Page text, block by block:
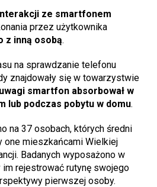
ze smartfonem
przez użytkownika
z inną osobą.
na sprawdzanie telefonu
znajdowały się w towarzystwie
smartfon absorbował w
lub podczas pobytu w domu.
na 37 osobach, których średni
one mieszkańcami Wielkiej
Badanych wyposażono w
im rejestrować rutynę swojego
pierwszej osoby.